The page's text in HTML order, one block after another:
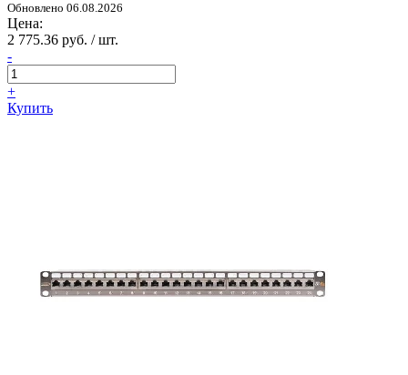
Обновлено 06.08.2026
Цена:
2 775.36 руб. / шт.
-
+
Купить